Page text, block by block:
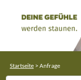
Startseite > Anfrage